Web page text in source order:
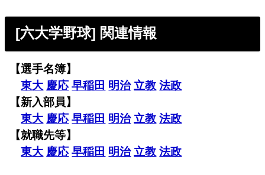
[六大学野球] 関連情報
【選手名簿】
東大 慶応 早稲田 明治 立教 法政
【新入部員】
東大 慶応 早稲田 明治 立教 法政
【就職先等】
東大 慶応 早稲田 明治 立教 法政